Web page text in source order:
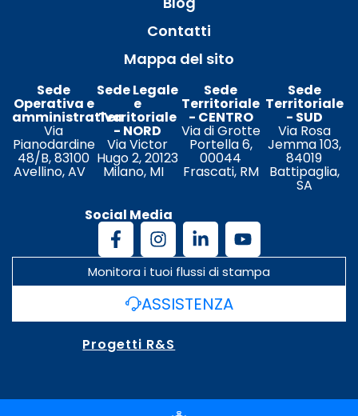
Contatti
Mappa del sito
Sede
Operativa e
amministrativa
Via
Pianodardine
48/B, 83100
Avellino, AV
Sede Legale
e
Territoriale
- NORD
Via Victor
Hugo 2, 20123
Milano, MI
Sede
Territoriale
- CENTRO
Via di Grotte
Portella 6,
00044
Frascati, RM
Sede
Territoriale
- SUD
Via Rosa
Jemma 103,
84019
Battipaglia,
SA
Social Media
Monitora i tuoi flussi di stampa
ASSISTENZA
Progetti R&S